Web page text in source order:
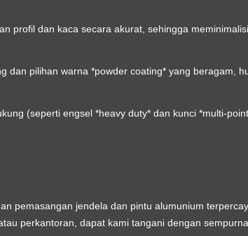
profil dan kaca secara akurat, sehingga
dan pilihan warna *powder coating* yang beragam,
(seperti engsel *heavy duty* dan kunci *multi-
pemasangan jendela dan pintu alumunium
perkantoran, dapat kami tangani dengan